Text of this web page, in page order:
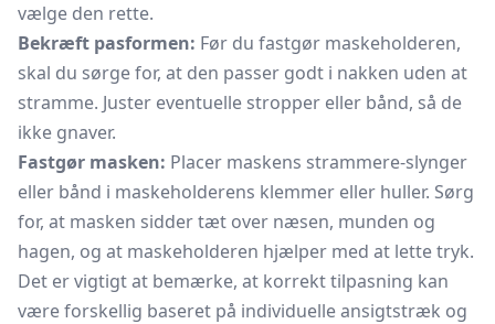
vælge den rette.
Bekræft pasformen: Før du fastgør maskeholderen,
skal du sørge for, at den passer godt i nakken uden at
stramme. Juster eventuelle stropper eller bånd, så de
ikke gnaver.
Fastgør masken: Placer maskens strammere-slynger
eller bånd i maskeholderens klemmer eller huller. Sørg
for, at masken sidder tæt over næsen, munden og
hagen, og at maskeholderen hjælper med at lette tryk.
Det er vigtigt at bemærke, at korrekt tilpasning kan
være forskellig baseret på individuelle ansigtstræk og